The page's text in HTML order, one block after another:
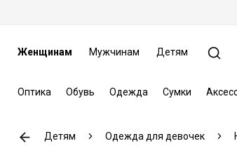
Женщинам Мужчинам Детям
Оптика Обувь Одежда Сумки
Детям Одежда для девочек